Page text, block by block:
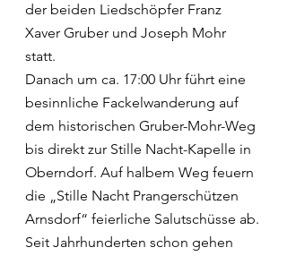
der beiden Liedschöpfer Franz
Xaver Gruber und Joseph Mohr
statt.
Danach um ca. 17:00 Uhr führt eine
besinnliche Fackelwanderung auf
dem historischen Gruber-Mohr-Weg
bis direkt zur Stille Nacht-Kapelle in
Oberndorf. Auf halbem Weg feuern
die „Stille Nacht Prangerschützen
Arnsdorf“ feierliche Salutschüsse ab.
Seit Jahrhunderten schon gehen